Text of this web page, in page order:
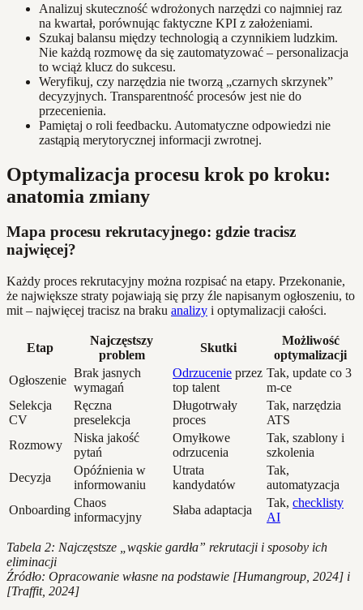
Analizuj skuteczność wdrożonych narzędzi co najmniej raz
na kwartał, porównując faktyczne KPI z założeniami.
Szukaj balansu między technologią a czynnikiem ludzkim.
Nie każdą rozmowę da się zautomatyzować – personalizacja
to wciąż klucz do sukcesu.
Weryfikuj, czy narzędzia nie tworzą „czarnych skrzynek”
decyzyjnych. Transparentność procesów jest nie do
przecenienia.
Pamiętaj o roli feedbacku. Automatyczne odpowiedzi nie
zastąpią merytorycznej informacji zwrotnej.
Optymalizacja procesu krok po kroku:
anatomia zmiany
Mapa procesu rekrutacyjnego: gdzie tracisz
najwięcej?
Każdy proces rekrutacyjny można rozpisać na etapy. Przekonanie,
że największe straty pojawiają się przy źle napisanym ogłoszeniu, to
mit – najwięcej tracisz na braku analizy i optymalizacji całości.
Etap
Najczęstszy
problem
Skutki
Możliwość
optymalizacji
Ogłoszenie
Brak jasnych
wymagań
Odrzucenie przez
top talent
Tak, update co 3
m-ce
Selekcja
CV
Ręczna
preselekcja
Długotrwały
proces
Tak, narzędzia
ATS
Rozmowy
Niska jakość
pytań
Omyłkowe
odrzucenia
Tak, szablony i
szkolenia
Decyzja
Opóźnienia w
informowaniu
Utrata
kandydatów
Tak,
automatyzacja
Onboarding
Chaos
informacyjny
Słaba adaptacja
Tak, checklisty
AI
Tabela 2: Najczęstsze „wąskie gardła” rekrutacji i sposoby ich
eliminacji
Źródło: Opracowanie własne na podstawie [Humangroup, 2024] i
[Traffit, 2024]